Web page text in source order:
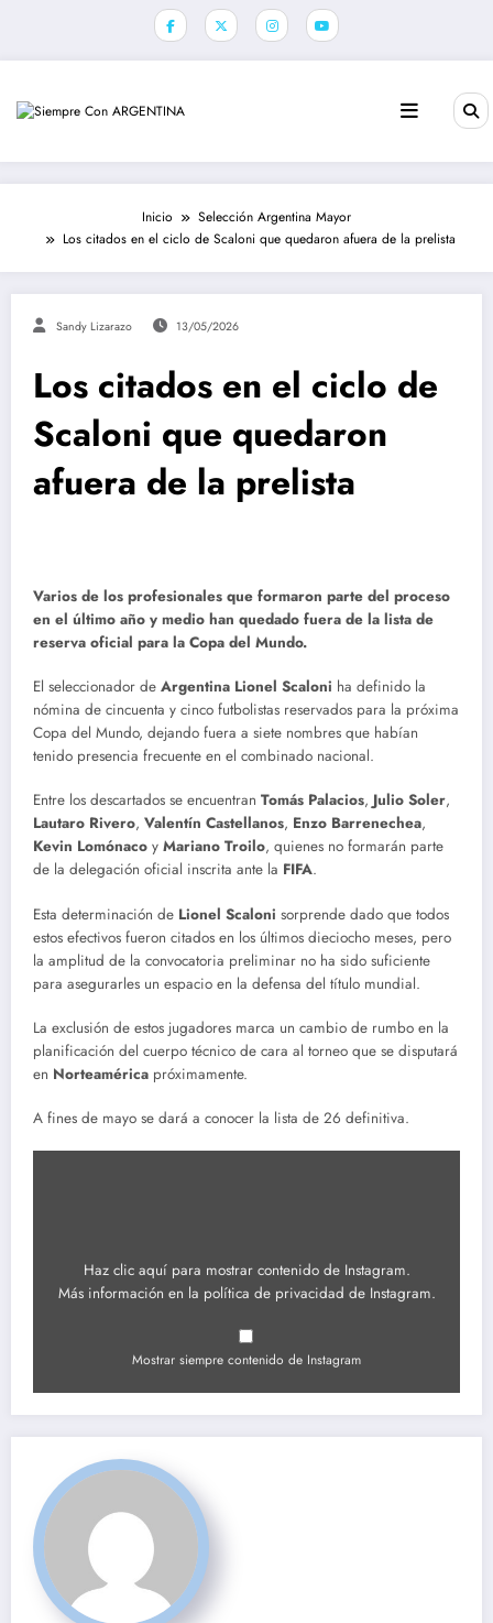
Inicio
Selección Argentina Mayor
Los citados en el ciclo de Scaloni que quedaron afuera de la prelista
Sandy Lizarazo 13/05/2026
Los citados en el ciclo de
Scaloni que quedaron
afuera de la prelista
Varios de los profesionales que formaron parte del proceso
en el último año y medio han quedado fuera de la lista de
reserva oficial para la Copa del Mundo.
El seleccionador de Argentina Lionel Scaloni ha definido la
nómina de cincuenta y cinco futbolistas reservados para la próxima
Copa del Mundo, dejando fuera a siete nombres que habían
tenido presencia frecuente en el combinado nacional.
Entre los descartados se encuentran Tomás Palacios, Julio Soler,
Lautaro Rivero, Valentín Castellanos, Enzo Barrenechea,
Kevin Lomónaco y Mariano Troilo, quienes no formarán parte
de la delegación oficial inscrita ante la FIFA.
Esta determinación de Lionel Scaloni sorprende dado que todos
estos efectivos fueron citados en los últimos dieciocho meses, pero
la amplitud de la convocatoria preliminar no ha sido suficiente
para asegurarles un espacio en la defensa del título mundial.
La exclusión de estos jugadores marca un cambio de rumbo en la
planificación del cuerpo técnico de cara al torneo que se disputará
en Norteamérica próximamente.
A fines de mayo se dará a conocer la lista de 26 definitiva.
Mostrar
Haz clic aquí para mostrar contenido de Instagram.
Más información en la política de privacidad de Instagram.
Mostrar siempre contenido de Instagram